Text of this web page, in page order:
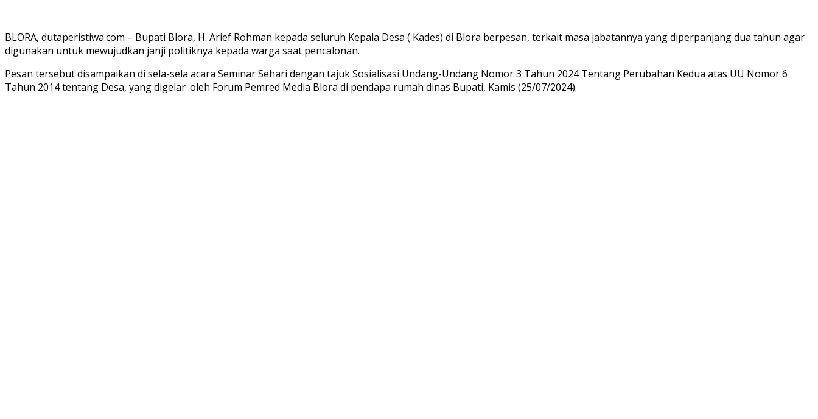
BLORA, dutaperistiwa.com – Bupati Blora, H. Arief Rohman kepada seluruh Kepala Desa ( Kades) di Blora berpesan, terkait masa jabatannya yang diperpanjang dua tahun agar
digunakan untuk mewujudkan janji politiknya kepada warga saat pencalonan.
Pesan tersebut disampaikan di sela-sela acara Seminar Sehari dengan tajuk Sosialisasi Undang-Undang Nomor 3 Tahun 2024 Tentang Perubahan Kedua atas UU Nomor 6
Tahun 2014 tentang Desa, yang digelar .oleh Forum Pemred Media Blora di pendapa rumah dinas Bupati, Kamis (25/07/2024).